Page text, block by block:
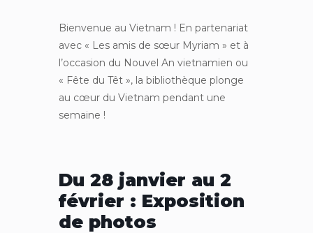
Bienvenue au Vietnam ! En partenariat
avec « Les amis de sœur Myriam » et à
l’occasion du Nouvel An vietnamien ou
« Fête du Têt », la bibliothèque plonge
au cœur du Vietnam pendant une
semaine !
Du 28 janvier au 2
février : Exposition
de photos